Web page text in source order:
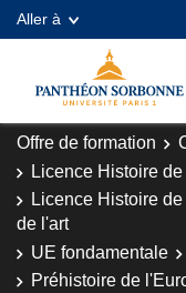
Aller à
Offre de formation
Licence Histoire
Licence Histoire
de l'art
UE fondamentale
Préhistoire de